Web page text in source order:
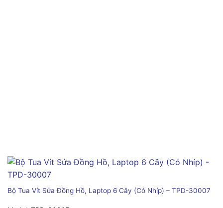
Bộ Tua Vít Sửa Đồng Hồ, Laptop 6 Cây (Có Nhíp) – TPD-30007